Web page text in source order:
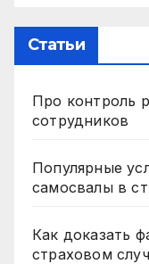
Статьи
Про контроль
сотрудников
Популярные
самосвалы в
Как доказать
страховом